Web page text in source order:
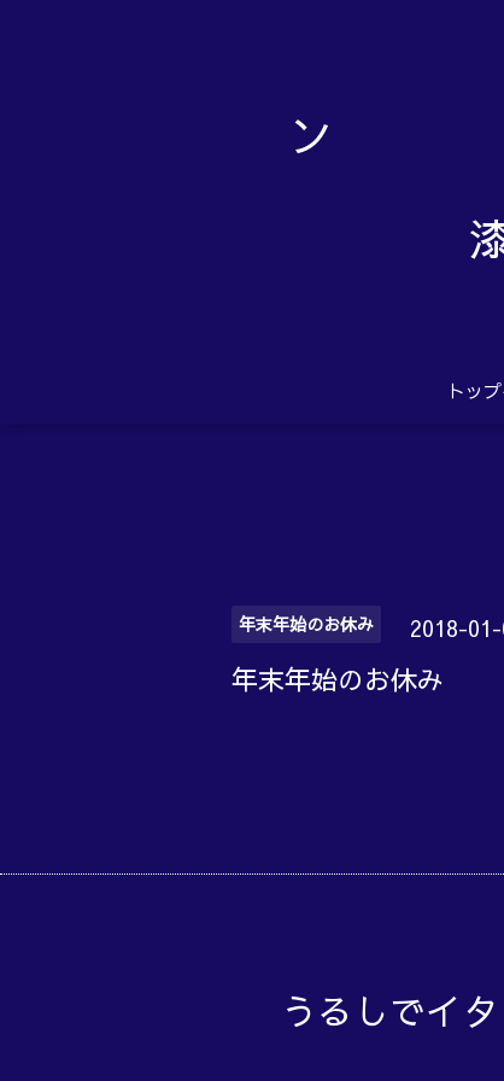
トッ
年末年始のお休み 2018-
年末年始のお休み
うるしで